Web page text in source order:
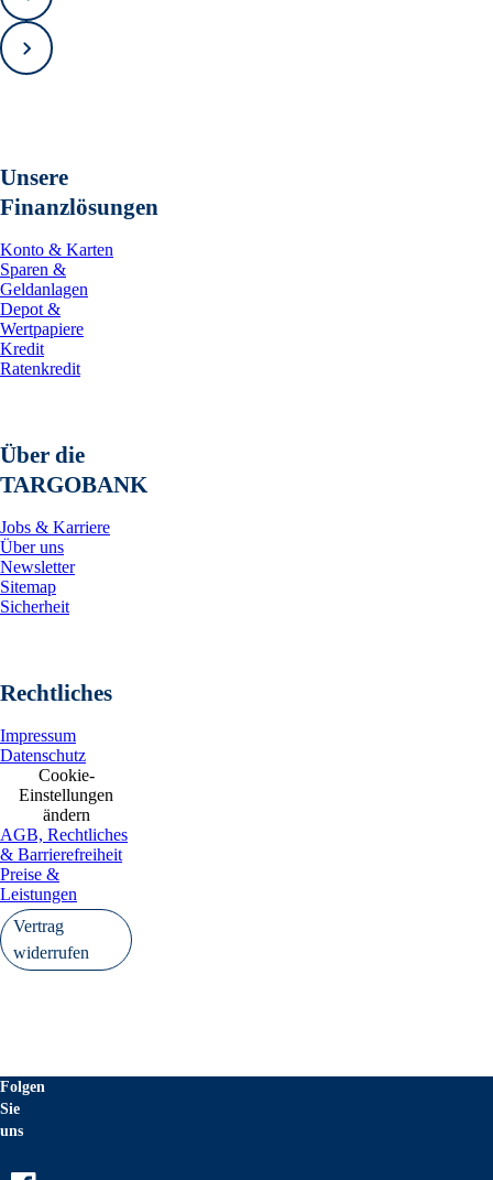
Zurück
Vorwärts
Unsere
Finanzlösungen
Konto & Karten
Sparen &
Geldanlagen
Depot &
Wertpapiere
Kredit
Ratenkredit
Über die
TARGOBANK
Jobs & Karriere
Über uns
Newsletter
Sitemap
Sicherheit
Rechtliches
Impressum
Datenschutz
Cookie-
Einstellungen
ändern
AGB, Rechtliches
& Barrierefreiheit
Preise &
Leistungen
Vertrag
widerrufen
Folgen
Sie
uns